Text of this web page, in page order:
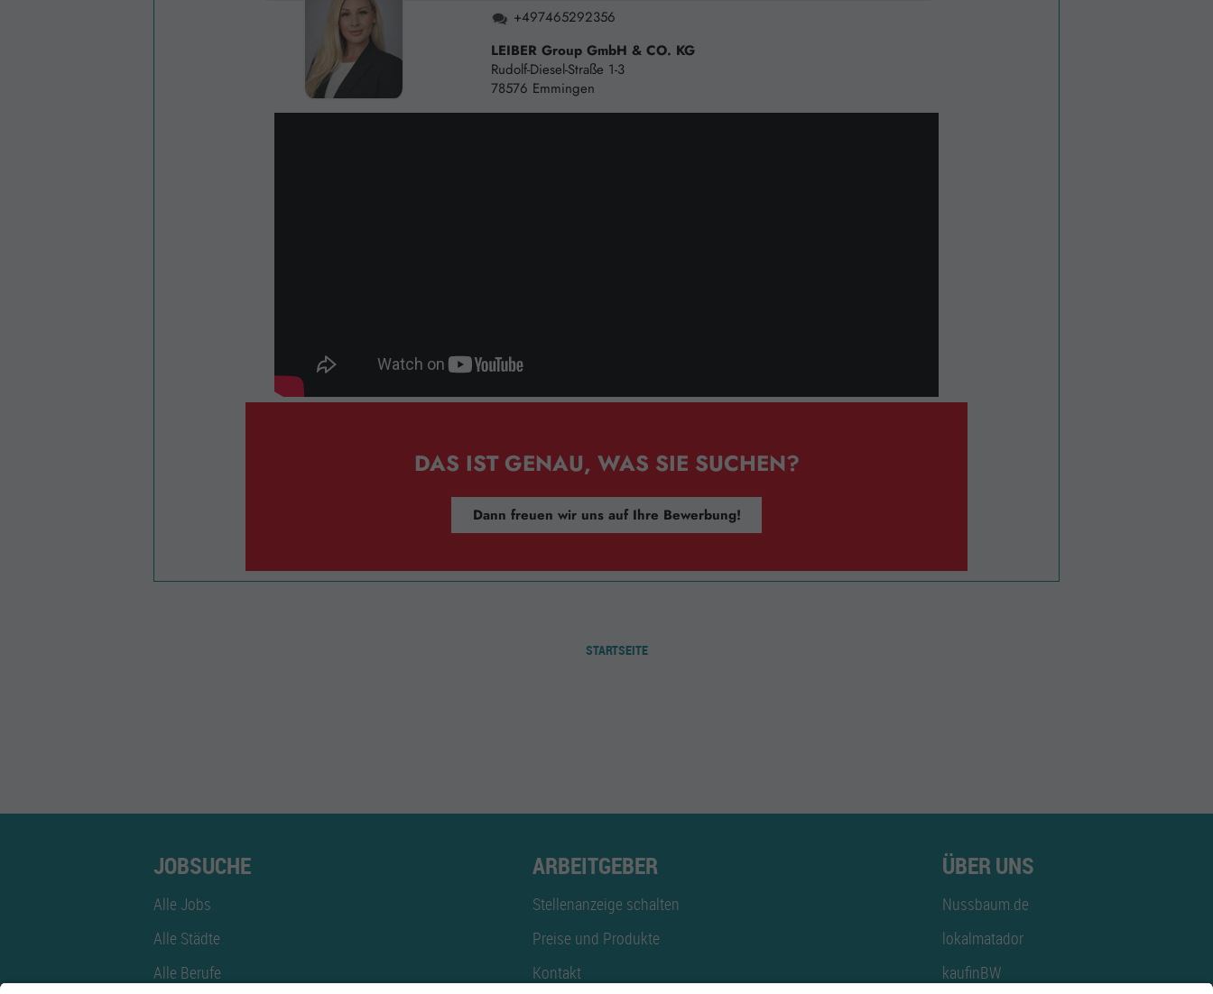
STARTSEITE
JOBSUCHE
Alle Jobs
Alle Städte
Alle Berufe
ARBEITGEBER
Stellenanzeige schalten
Preise und Produkte
Kontakt
ÜBER UNS
Nussbaum.de
lokalmatador
kaufinBW